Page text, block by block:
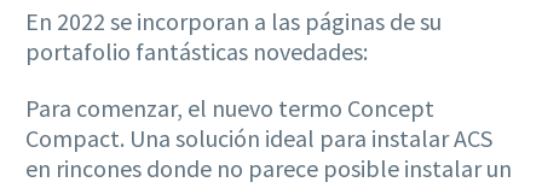
En 2022 se incorporan a las páginas de su
portafolio fantásticas novedades:
Para comenzar, el nuevo termo Concept
Compact. Una solución ideal para instalar ACS
en rincones donde no parece posible instalar un